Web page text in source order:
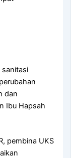
sanitasi
dan
Ibu Hapsah
pembina UKS